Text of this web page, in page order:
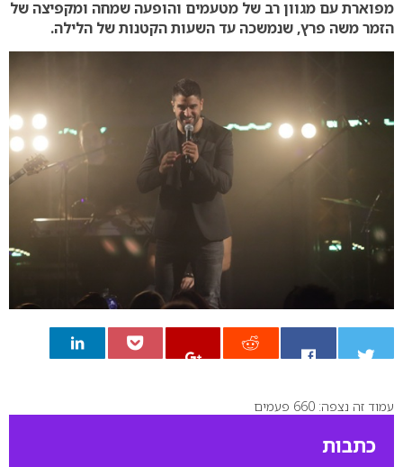
מפוארת עם מגוון רב של מטעמים והופעה שמחה ומקפיצה של
הזמר משה פרץ, שנמשכה עד השעות הקטנות של הלילה.
0
עמוד זה נצפה: 660 פעמים
כתבות